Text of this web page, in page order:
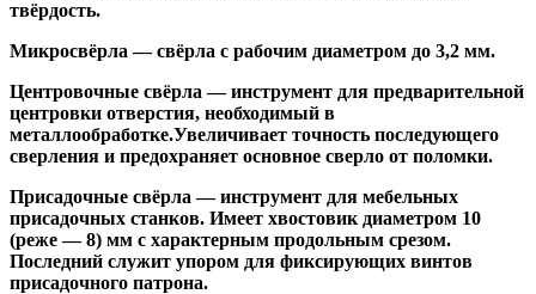
твёрдость.
Микросвёрла — свёрла с рабочим диаметром до 3,2 мм.
Центровочные свёрла — инструмент для предварительной
центровки отверстия, необходимый в
металлообработке.Увеличивает точность последующего
сверления и предохраняет основное сверло от поломки.
Присадочные свёрла — инструмент для мебельных
присадочных станков. Имеет хвостовик диаметром 10
(реже — 8) мм с характерным продольным срезом.
Последний служит упором для фиксирующих винтов
присадочного патрона.